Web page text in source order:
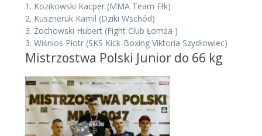
1. Kozikowski Kacper (MMA Team Ełk)
2. Kuszneruk Kamil (Dziki Wschód)
3. Żochowski Hubert (Fight Club Łomża )
3. Wiśnios Piotr (SKS Kick-Boxing Viktoria Szydłowiec)
Mistrzostwa Polski Junior do 66 kg